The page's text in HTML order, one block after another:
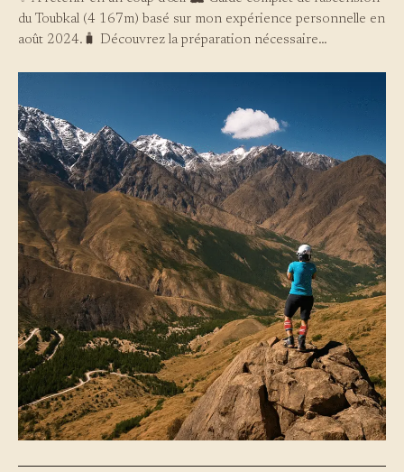
du Toubkal (4 167m) basé sur mon expérience personnelle en
août 2024.🧳 Découvrez la préparation nécessaire…